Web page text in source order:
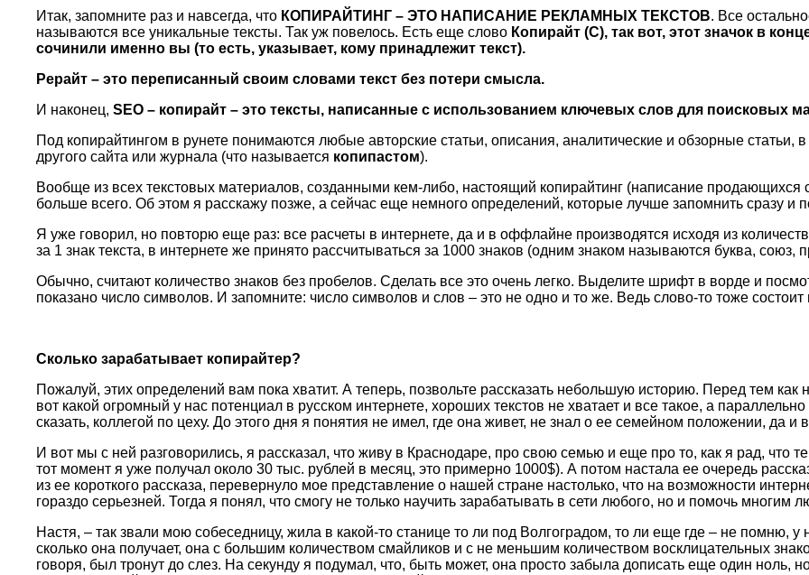
Итак, запомните раз и навсегда, что КОПИРАЙТИНГ – ЭТО НАПИСАНИЕ РЕКЛАМНЫХ ТЕКСТОВ. Все
называются все уникальные тексты. Так уж повелось. Есть еще слово Копирайт (C), так вот, этот значок в
сочинили именно вы (то есть, указывает, кому принадлежит текст).
Рерайт – это переписанный своим словами текст без потери смысла.
И наконец, SEO – копирайт – это тексты, написанные с использованием ключевых слов для поисковых
Под копирайтингом в рунете понимаются любые авторские статьи, описания, аналитические и обзорные
другого сайта или журнала (что называется копипастом).
Вообще из всех текстовых материалов, созданными кем-либо, настоящий копирайтинг (написание продающихся
больше всего. Об этом я расскажу позже, а сейчас еще немного определений, которые лучше запомнить сразу и
Я уже говорил, но повторю еще раз: все расчеты в интернете, да и в оффлайне производятся исходя из
за 1 знак текста, в интернете же принято рассчитываться за 1000 знаков (одним знаком называются буква, союз,
Обычно, считают количество знаков без пробелов. Сделать все это очень легко. Выделите шрифт в ворде и
показано число символов. И запомните: число символов и слов – это не одно и то же. Ведь слово-то тоже состоит
Сколько зарабатывает копирайтер?
Пожалуй, этих определений вам пока хватит. А теперь, позвольте рассказать небольшую историю. Перед тем как
вот какой огромный у нас потенциал в русском интернете, хороших текстов не хватает и все такое, а
сказать, коллегой по цеху. До этого дня я понятия не имел, где она живет, не знал о ее семейном положении, да и
И вот мы с ней разговорились, я рассказал, что живу в Краснодаре, про свою семью и еще про то, как я рад, что
тот момент я уже получал около 30 тыс. рублей в месяц, это примерно 1000$). А потом настала ее очередь
из ее короткого рассказа, перевернуло мое представление о нашей стране настолько, что на возможности
гораздо серьезней. Тогда я понял, что смогу не только научить зарабатывать в сети любого, но и помочь многим
Настя, – так звали мою собеседницу, жила в какой-то станице то ли под Волгоградом, то ли еще где – не помню,
сколько она получает, она с большим количеством смайликов и с не меньшим количеством восклицательных
говоря, был тронут до слез. На секунду я подумал, что, быть может, она просто забыла дописать еще один ноль,